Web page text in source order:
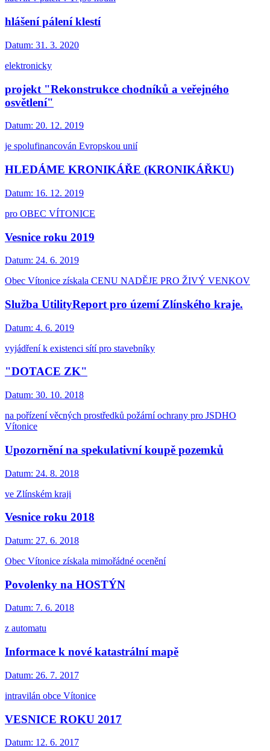
hlášení pálení klestí
Datum: 31. 3. 2020
elektronicky
projekt "Rekonstrukce chodníků a veřejného
osvětlení"
Datum: 20. 12. 2019
je spolufinancován Evropskou unií
HLEDÁME KRONIKÁŘE (KRONIKÁŘKU)
Datum: 16. 12. 2019
pro OBEC VÍTONICE
Vesnice roku 2019
Datum: 24. 6. 2019
Obec Vítonice získala CENU NADĚJE PRO ŽIVÝ VENKOV
Služba UtilityReport pro území Zlínského kraje.
Datum: 4. 6. 2019
vyjádření k existenci sítí pro stavebníky
"DOTACE ZK"
Datum: 30. 10. 2018
na pořízení věcných prostředků požární ochrany pro JSDHO
Vítonice
Upozornění na spekulativní koupě pozemků
Datum: 24. 8. 2018
ve Zlínském kraji
Vesnice roku 2018
Datum: 27. 6. 2018
Obec Vítonice získala mimořádné ocenění
Povolenky na HOSTÝN
Datum: 7. 6. 2018
z automatu
Informace k nové katastrální mapě
Datum: 26. 7. 2017
intravilán obce Vítonice
VESNICE ROKU 2017
Datum: 12. 6. 2017